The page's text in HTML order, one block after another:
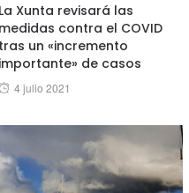
La Xunta revisará las
medidas contra el COVID
tras un «incremento
importante» de casos
Posted
4 julio 2021